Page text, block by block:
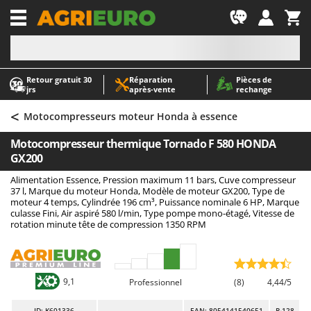
Retour gratuit 30
jrs
Réparation
après‑vente
Pièces de
rechange
-1
A
Abris de jardin
Accessoires pour tracteurs tondeuses autoportés
Aérateurs Scarificateurs pour gazon
Arracheuses de pommes de terre pour tracteur
Aspirateurs - Balais Électriques
Aspirateurs à cendres
Aspirateurs à feuilles sur roues
Aspirateurs Multifonctions
Atomiseurs agricoles pour tracteurs
A
AgriEuro Premium
AgriEuro TOP-LINE
AGT
Aima
Airmec
AL-KO
Alce
Alpina
< Motocompresseurs moteur Honda à essence
Motocompresseur thermique Tornado F 580 HONDA
GX200
Alimentation Essence, Pression maximum 11 bars, Cuve compresseur
37 l, Marque du moteur Honda, Modèle de moteur GX200, Type de
moteur 4 temps, Cylindrée 196 cm³, Puissance nominale 6 HP, Marque
culasse Fini, Air aspiré 580 l/min, Type pompe mono-étagé, Vitesse de
rotation minute tête de compression 1350 RPM
9,1 Professionnel (8) 4,44/5